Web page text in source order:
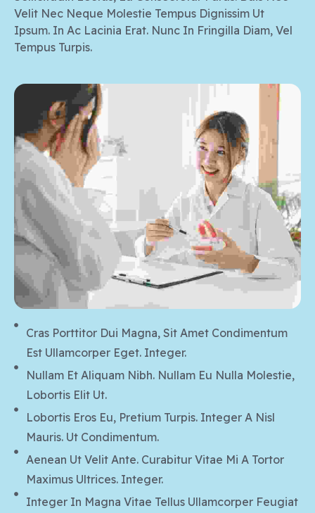
Velit Nec Neque Molestie Tempus Dignissim Ut
Ipsum. In Ac Lacinia Erat. Nunc In Fringilla Diam, Vel
Tempus Turpis.
Cras Porttitor Dui Magna, Sit Amet Condimentum
Est Ullamcorper Eget. Integer.
Nullam Et Aliquam Nibh. Nullam Eu Nulla Molestie,
Lobortis Elit Ut.
Lobortis Eros Eu, Pretium Turpis. Integer A Nisl
Mauris. Ut Condimentum.
Aenean Ut Velit Ante. Curabitur Vitae Mi A Tortor
Maximus Ultrices. Integer.
Integer In Magna Vitae Tellus Ullamcorper Feugiat